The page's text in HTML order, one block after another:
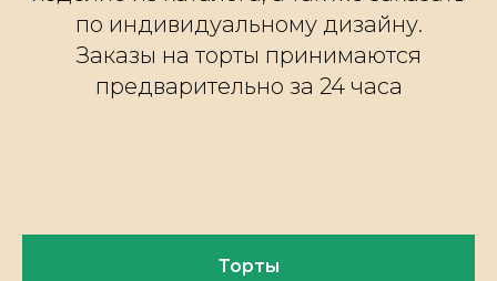
по индивидуальному дизайну.
Заказы на торты принимаются
предварительно за 24 часа
Торты